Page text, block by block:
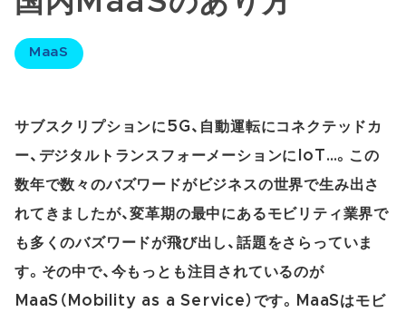
MaaS
サブスクリプションに5G、自動運転にコネクテッドカ
ー、デジタルトランスフォーメーションにIoT…。この
数年で数々のバズワードがビジネスの世界で生み出さ
れてきましたが、変革期の最中にあるモビリティ業界で
も多くのバズワードが飛び出し、話題をさらっていま
す。その中で、今もっとも注目されているのが
MaaS（Mobility as a Service）です。MaaSはモビ